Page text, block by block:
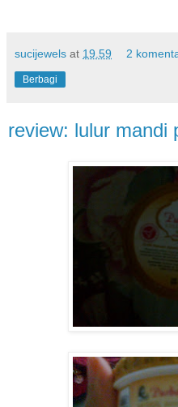
sucijewels at 19.59 2
Berbagi
review: lulur mandi